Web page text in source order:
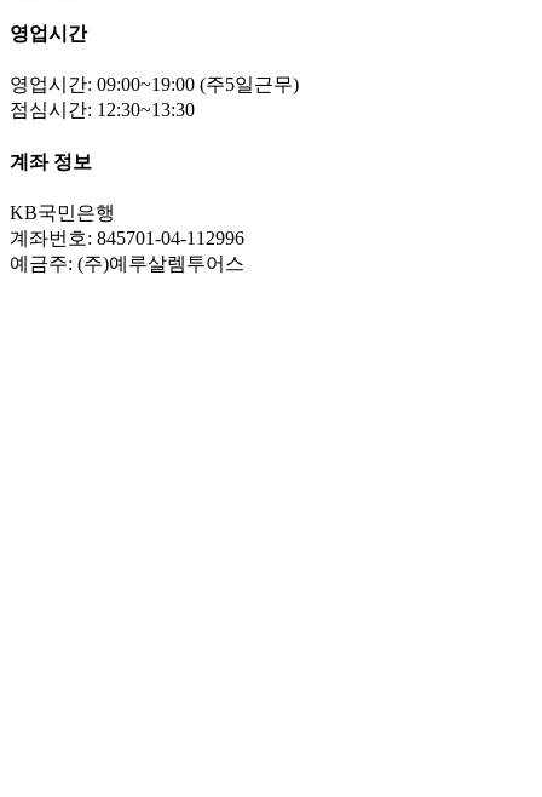
영업시간
영업시간: 09:00~19:00 (주5일근무)
점심시간: 12:30~13:30
계좌 정보
KB국민은행
계좌번호: 845701-04-112996
예금주: (주)예루살렘투어스